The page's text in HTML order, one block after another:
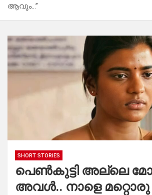
ആവും…”
SHORT STORIES
പെൺകുട്ടി അല്ലെ
അവൾ.. നാളെ മറ്റൊരു